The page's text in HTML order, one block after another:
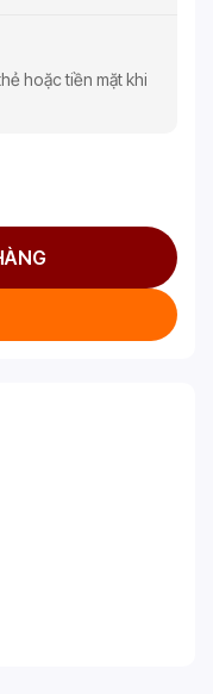
hoặc tiền mặt khi